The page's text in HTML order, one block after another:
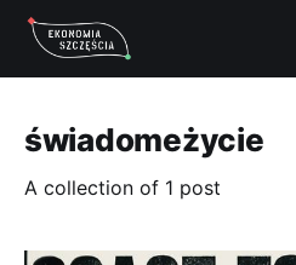
świadomeżycie
A collection of 1 post